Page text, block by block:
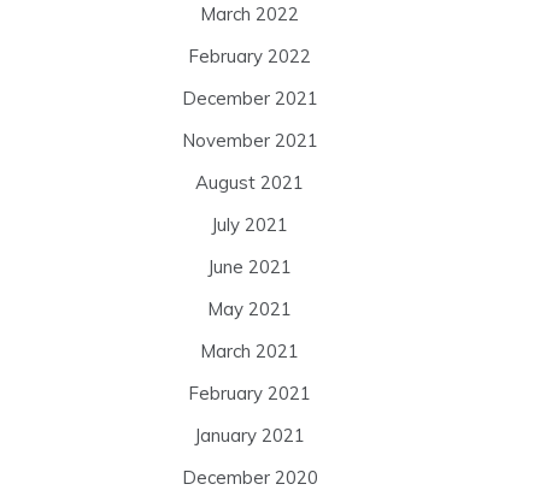
March 2022
February 2022
December 2021
November 2021
August 2021
July 2021
June 2021
May 2021
March 2021
February 2021
January 2021
December 2020